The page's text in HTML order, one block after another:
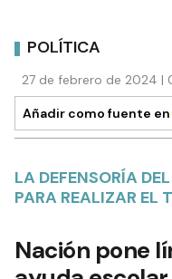
POLÍTICA
27 de febrero de 2024 |
Añadir como fuente en
LA DEFENSORÍA
PARA REALIZAR EL
Nación pone